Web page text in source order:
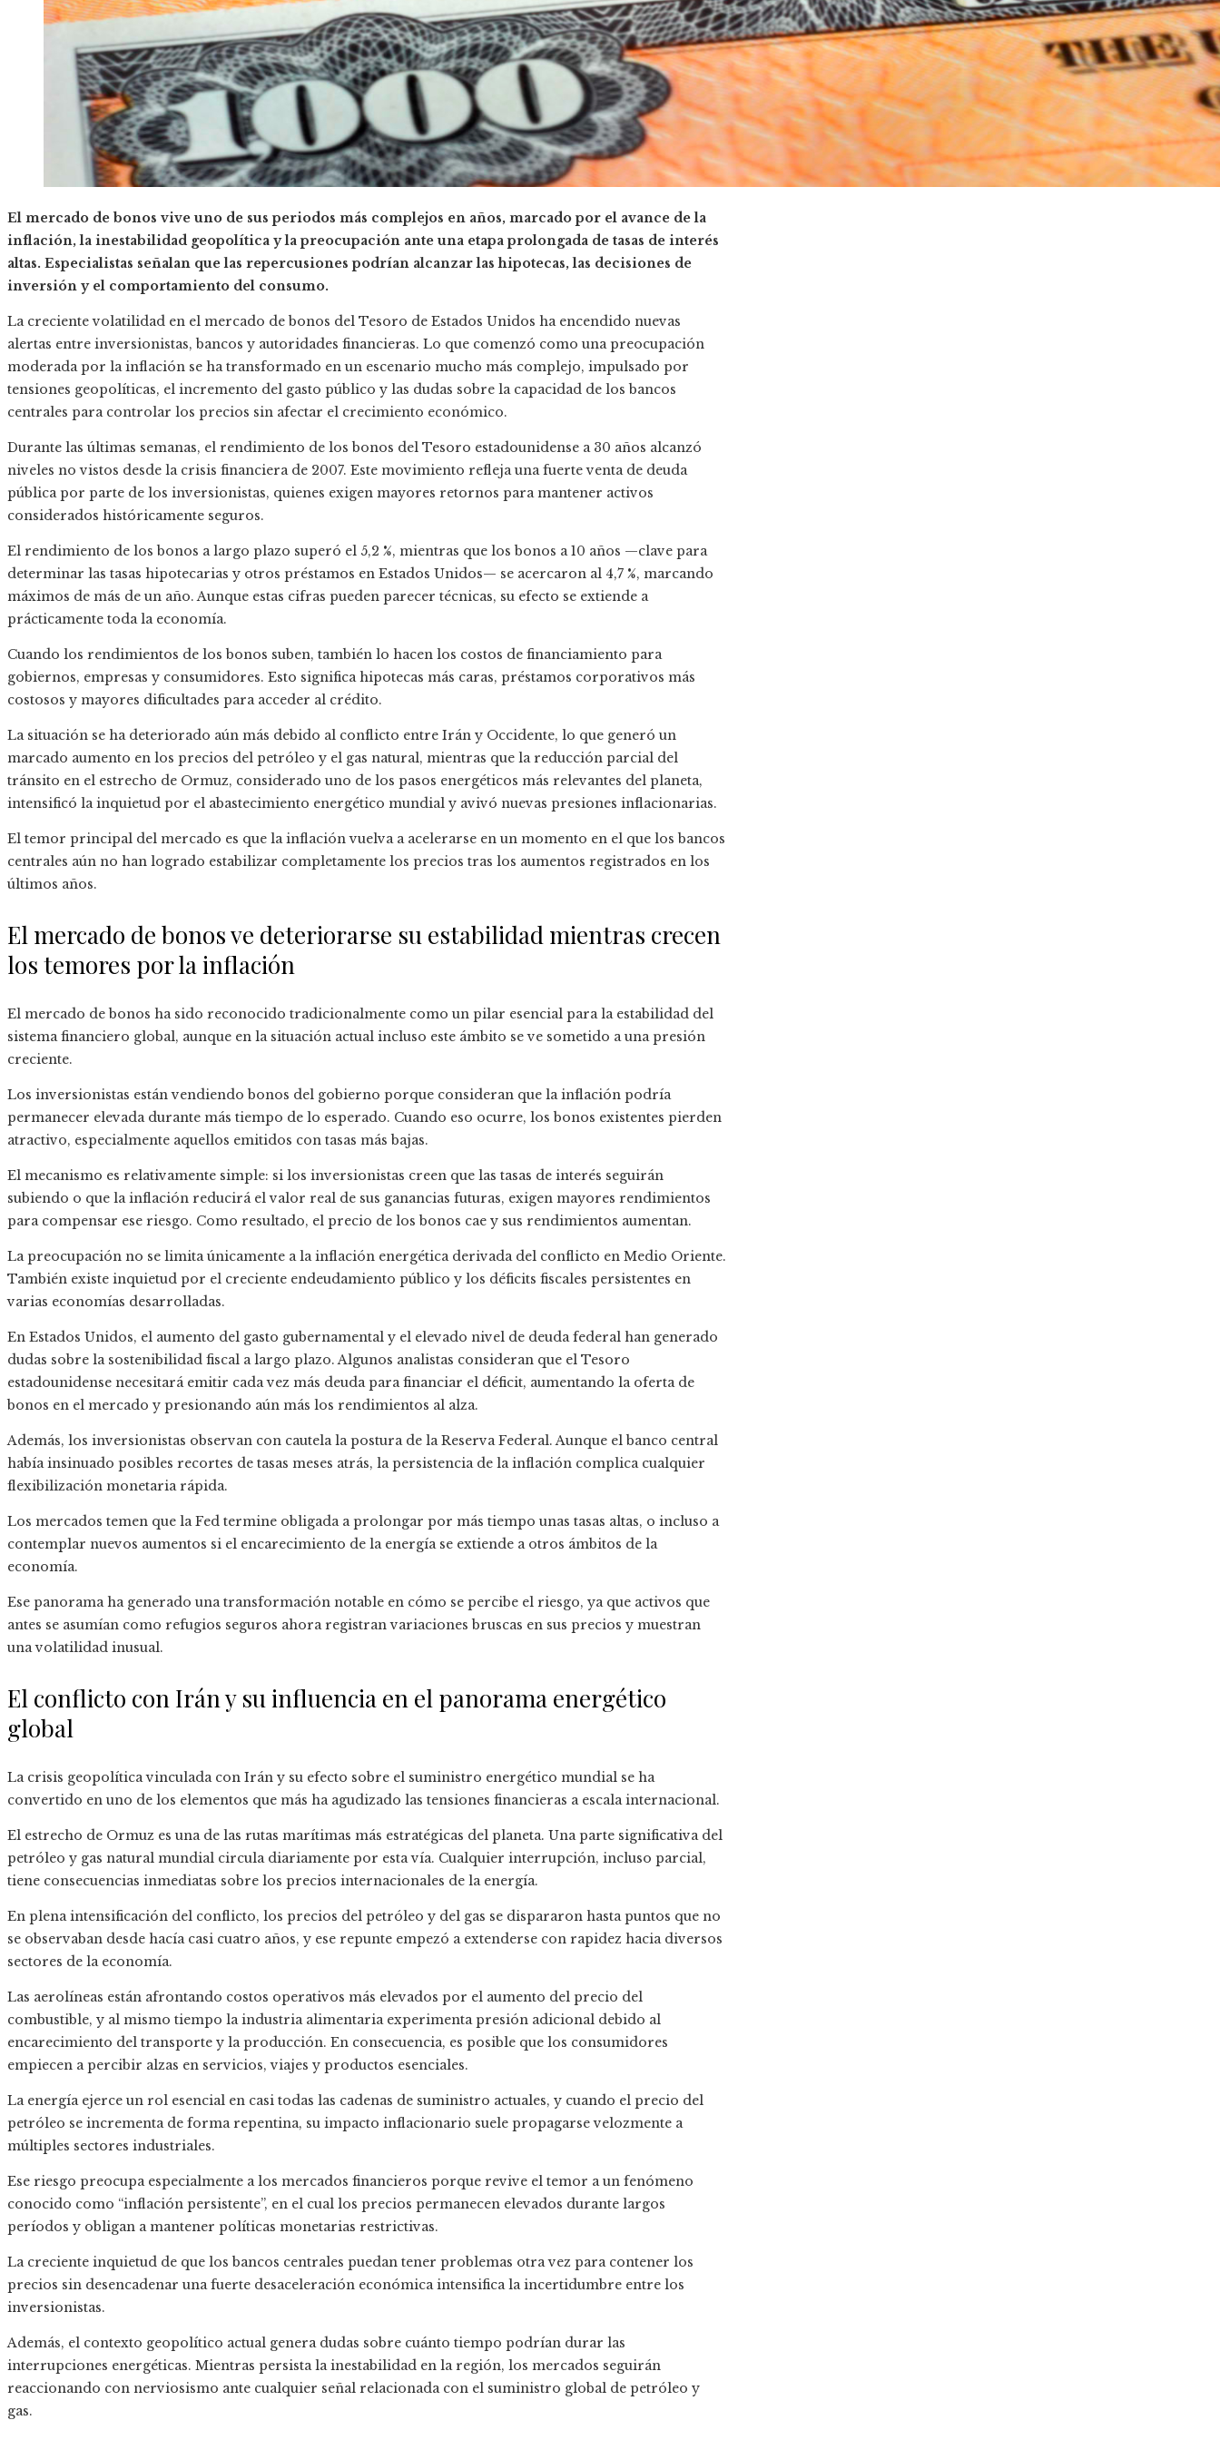
El mercado de bonos vive uno de sus periodos más complejos en años, marcado por el avance de la
inflación, la inestabilidad geopolítica y la preocupación ante una etapa prolongada de tasas de interés
altas. Especialistas señalan que las repercusiones podrían alcanzar las hipotecas, las decisiones de
inversión y el comportamiento del consumo.
La creciente volatilidad en el mercado de bonos del Tesoro de Estados Unidos ha encendido nuevas
alertas entre inversionistas, bancos y autoridades financieras. Lo que comenzó como una preocupación
moderada por la inflación se ha transformado en un escenario mucho más complejo, impulsado por
tensiones geopolíticas, el incremento del gasto público y las dudas sobre la capacidad de los bancos
centrales para controlar los precios sin afectar el crecimiento económico.
Durante las últimas semanas, el rendimiento de los bonos del Tesoro estadounidense a 30 años alcanzó
niveles no vistos desde la crisis financiera de 2007. Este movimiento refleja una fuerte venta de deuda
pública por parte de los inversionistas, quienes exigen mayores retornos para mantener activos
considerados históricamente seguros.
El rendimiento de los bonos a largo plazo superó el 5,2 %, mientras que los bonos a 10 años —clave para
determinar las tasas hipotecarias y otros préstamos en Estados Unidos— se acercaron al 4,7 %, marcando
máximos de más de un año. Aunque estas cifras pueden parecer técnicas, su efecto se extiende a
prácticamente toda la economía.
Cuando los rendimientos de los bonos suben, también lo hacen los costos de financiamiento para
gobiernos, empresas y consumidores. Esto significa hipotecas más caras, préstamos corporativos más
costosos y mayores dificultades para acceder al crédito.
La situación se ha deteriorado aún más debido al conflicto entre Irán y Occidente, lo que generó un
marcado aumento en los precios del petróleo y el gas natural, mientras que la reducción parcial del
tránsito en el estrecho de Ormuz, considerado uno de los pasos energéticos más relevantes del planeta,
intensificó la inquietud por el abastecimiento energético mundial y avivó nuevas presiones inflacionarias.
El temor principal del mercado es que la inflación vuelva a acelerarse en un momento en el que los bancos
centrales aún no han logrado estabilizar completamente los precios tras los aumentos registrados en los
últimos años.
El mercado de bonos ve deteriorarse su estabilidad mientras crecen
los temores por la inflación
El mercado de bonos ha sido reconocido tradicionalmente como un pilar esencial para la estabilidad del
sistema financiero global, aunque en la situación actual incluso este ámbito se ve sometido a una presión
creciente.
Los inversionistas están vendiendo bonos del gobierno porque consideran que la inflación podría
permanecer elevada durante más tiempo de lo esperado. Cuando eso ocurre, los bonos existentes pierden
atractivo, especialmente aquellos emitidos con tasas más bajas.
El mecanismo es relativamente simple: si los inversionistas creen que las tasas de interés seguirán
subiendo o que la inflación reducirá el valor real de sus ganancias futuras, exigen mayores rendimientos
para compensar ese riesgo. Como resultado, el precio de los bonos cae y sus rendimientos aumentan.
La preocupación no se limita únicamente a la inflación energética derivada del conflicto en Medio Oriente.
También existe inquietud por el creciente endeudamiento público y los déficits fiscales persistentes en
varias economías desarrolladas.
En Estados Unidos, el aumento del gasto gubernamental y el elevado nivel de deuda federal han generado
dudas sobre la sostenibilidad fiscal a largo plazo. Algunos analistas consideran que el Tesoro
estadounidense necesitará emitir cada vez más deuda para financiar el déficit, aumentando la oferta de
bonos en el mercado y presionando aún más los rendimientos al alza.
Además, los inversionistas observan con cautela la postura de la Reserva Federal. Aunque el banco central
había insinuado posibles recortes de tasas meses atrás, la persistencia de la inflación complica cualquier
flexibilización monetaria rápida.
Los mercados temen que la Fed termine obligada a prolongar por más tiempo unas tasas altas, o incluso a
contemplar nuevos aumentos si el encarecimiento de la energía se extiende a otros ámbitos de la
economía.
Ese panorama ha generado una transformación notable en cómo se percibe el riesgo, ya que activos que
antes se asumían como refugios seguros ahora registran variaciones bruscas en sus precios y muestran
una volatilidad inusual.
El conflicto con Irán y su influencia en el panorama energético
global
La crisis geopolítica vinculada con Irán y su efecto sobre el suministro energético mundial se ha
convertido en uno de los elementos que más ha agudizado las tensiones financieras a escala internacional.
El estrecho de Ormuz es una de las rutas marítimas más estratégicas del planeta. Una parte significativa del
petróleo y gas natural mundial circula diariamente por esta vía. Cualquier interrupción, incluso parcial,
tiene consecuencias inmediatas sobre los precios internacionales de la energía.
En plena intensificación del conflicto, los precios del petróleo y del gas se dispararon hasta puntos que no
se observaban desde hacía casi cuatro años, y ese repunte empezó a extenderse con rapidez hacia diversos
sectores de la economía.
Las aerolíneas están afrontando costos operativos más elevados por el aumento del precio del
combustible, y al mismo tiempo la industria alimentaria experimenta presión adicional debido al
encarecimiento del transporte y la producción. En consecuencia, es posible que los consumidores
empiecen a percibir alzas en servicios, viajes y productos esenciales.
La energía ejerce un rol esencial en casi todas las cadenas de suministro actuales, y cuando el precio del
petróleo se incrementa de forma repentina, su impacto inflacionario suele propagarse velozmente a
múltiples sectores industriales.
Ese riesgo preocupa especialmente a los mercados financieros porque revive el temor a un fenómeno
conocido como “inflación persistente”, en el cual los precios permanecen elevados durante largos
períodos y obligan a mantener políticas monetarias restrictivas.
La creciente inquietud de que los bancos centrales puedan tener problemas otra vez para contener los
precios sin desencadenar una fuerte desaceleración económica intensifica la incertidumbre entre los
inversionistas.
Además, el contexto geopolítico actual genera dudas sobre cuánto tiempo podrían durar las
interrupciones energéticas. Mientras persista la inestabilidad en la región, los mercados seguirán
reaccionando con nerviosismo ante cualquier señal relacionada con el suministro global de petróleo y
gas.